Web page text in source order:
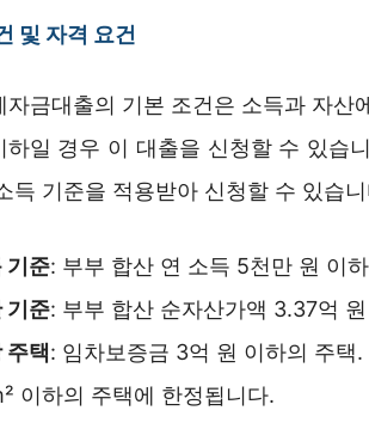
및 자격 요건
자금대출의 기본 조건은 소득과 자산
하일 경우 이 대출을 신청할 수 있습
득 기준을 적용받아 신청할 수 있습
기준: 부부 합산 연 소득 5천만 원 이하
기준: 부부 합산 순자산가액 3.37억
주택: 임차보증금 3억 원 이하의 주
이하의 주택에 한정됩니다.